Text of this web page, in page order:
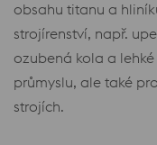
obsahu titanu a
strojírenství, např.
ozubená kola a
průmyslu, ale také
strojích.